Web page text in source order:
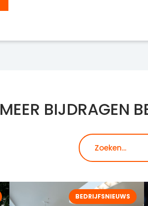
MEER BIJDRAGEN
BEDRIJFSNIEUWS